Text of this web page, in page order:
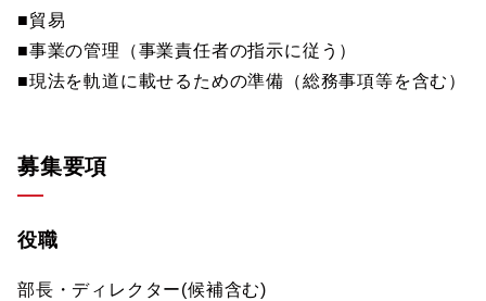
■貿易
■事業の管理（事業責任者の指示に従う）
■現法を軌道に載せるための準備（総務事項等を含む）
募集要項
役職
部長・ディレクター(候補含む)